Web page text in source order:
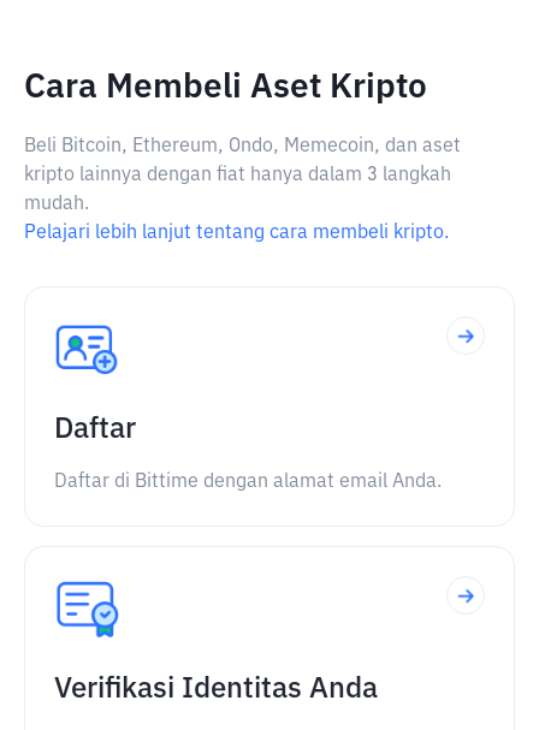
Cara Membeli Aset Kripto
Beli Bitcoin, Ethereum, Ondo, Memecoin, dan aset
kripto lainnya dengan fiat hanya dalam 3 langkah
mudah.
Pelajari lebih lanjut tentang cara membeli kripto.
Daftar
Daftar di Bittime dengan alamat email Anda.
Verifikasi Identitas Anda